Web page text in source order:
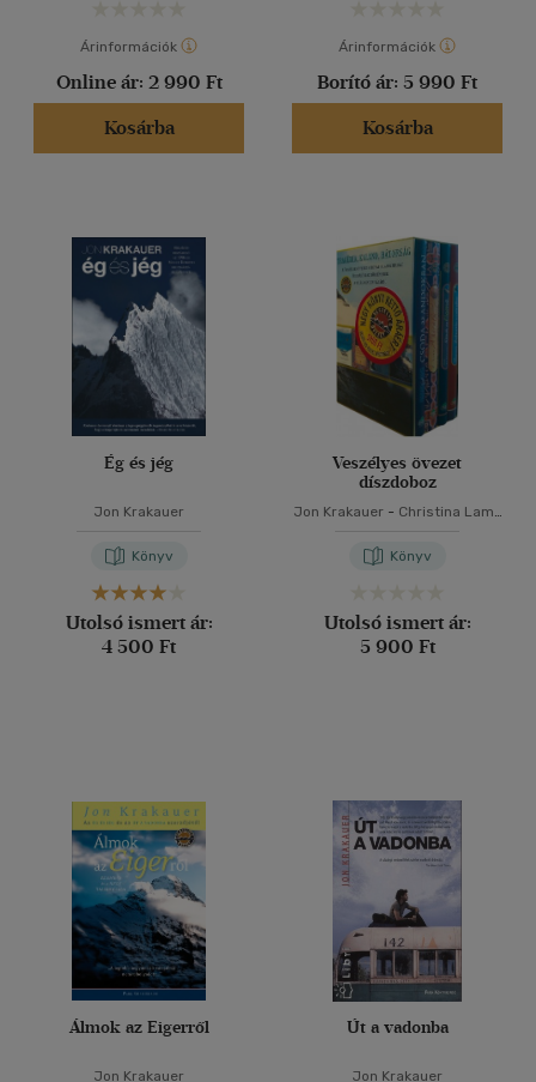
Árinformációk
Online ár: 2 990 Ft
Kosárba
Árinformációk
Borító ár: 5 990 Ft
Kosárba
Ég és jég
Jon Krakauer
Könyv
Utolsó ismert ár:
4 500 Ft
Veszélyes övezet
díszdoboz
Jon Krakauer - Christina Lamb
Rause-Joe Simpson
Könyv
Utolsó ismert ár:
5 900 Ft
Álmok az Eigerről
Jon Krakauer
Út a vadonba
Jon Krakauer